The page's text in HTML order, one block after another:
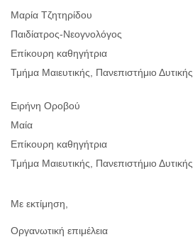
Μαρία Τζητηρίδου
Παιδίατρος-Νεογνολόγος
Επίκουρη καθηγήτρια
Τμήμα Μαιευτικής, Πανεπιστήμιο
Ειρήνη Οροβού
Μαία
Επίκουρη καθηγήτρια
Τμήμα Μαιευτικής, Πανεπιστήμιο
Με εκτίμηση,
Οργανωτική επιμέλεια